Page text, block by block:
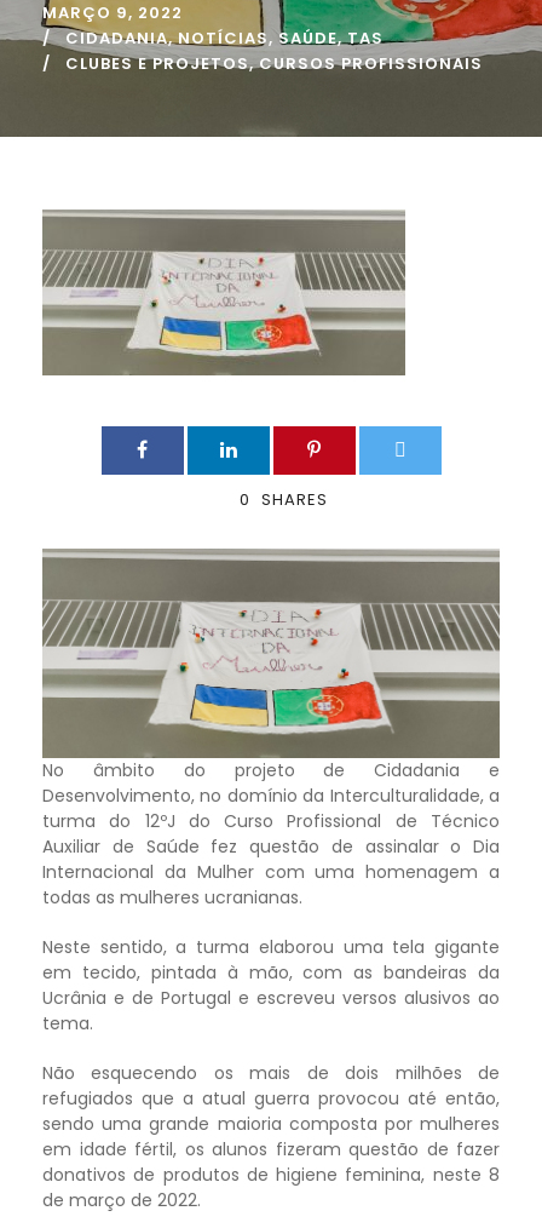
MARÇO 9, 2022
CIDADANIA, NOTÍCIAS, SAÚDE, TAS
CLUBES E PROJETOS, CURSOS PROFISSIONAIS
0 SHARES
No âmbito do projeto de Cidadania e
Desenvolvimento, no domínio da Interculturalidade, a
turma do 12ºJ do Curso Profissional de Técnico
Auxiliar de Saúde fez questão de assinalar o Dia
Internacional da Mulher com uma homenagem a
todas as mulheres ucranianas.
Neste sentido, a turma elaborou uma tela gigante
em tecido, pintada à mão, com as bandeiras da
Ucrânia e de Portugal e escreveu versos alusivos ao
tema.
Não esquecendo os mais de dois milhões de
refugiados que a atual guerra provocou até então,
sendo uma grande maioria composta por mulheres
em idade fértil, os alunos fizeram questão de fazer
donativos de produtos de higiene feminina, neste 8
de março de 2022.